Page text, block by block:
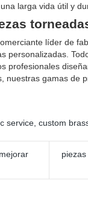
larga vida útil y
líder de
personalizadas.
profesionales
gamas
service custom